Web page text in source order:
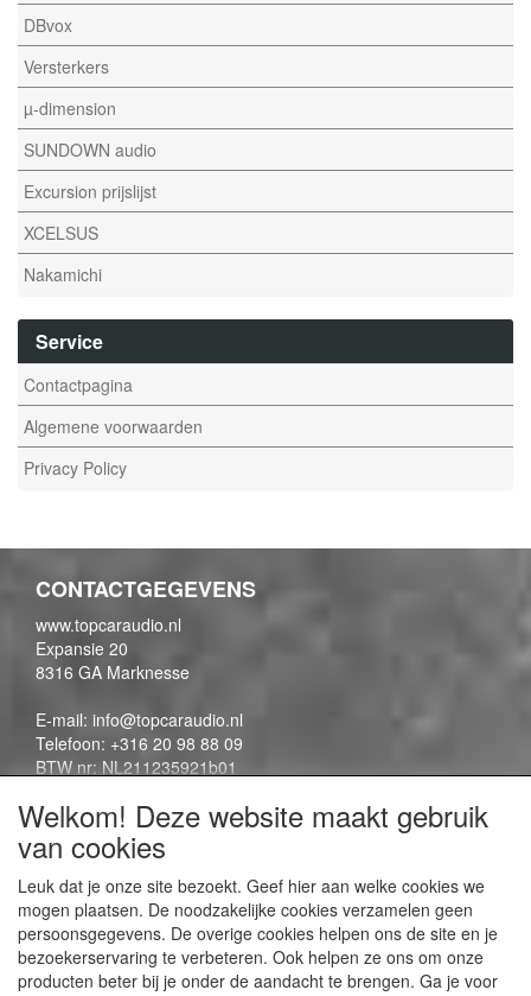
DBvox
Versterkers
µ-dimension
SUNDOWN audio
Excursion prijslijst
XCELSUS
Nakamichi
Service
Contactpagina
Algemene voorwaarden
Privacy Policy
CONTACTGEGEVENS
www.topcaraudio.nl
Expansie 20
8316 GA Marknesse
E-mail: info@topcaraudio.nl
Telefoon: +316 20 98 88 09
BTW nr: NL211235921b01
CONTENTPAGINA'S
Contactpagina
Algemene voorwaarden
Privacy Policy
Welkom! Deze website maakt gebruik
van cookies
Leuk dat je onze site bezoekt. Geef hier aan welke cookies we
mogen plaatsen. De noodzakelijke cookies verzamelen geen
persoonsgegevens. De overige cookies helpen ons de site en je
bezoekerservaring te verbeteren. Ook helpen ze ons om onze
producten beter bij je onder de aandacht te brengen. Ga je voor